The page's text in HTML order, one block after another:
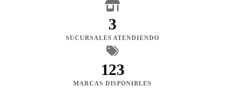
3
SUCURSALES ATENDIENDO
123
MARCAS DISPONIBLES